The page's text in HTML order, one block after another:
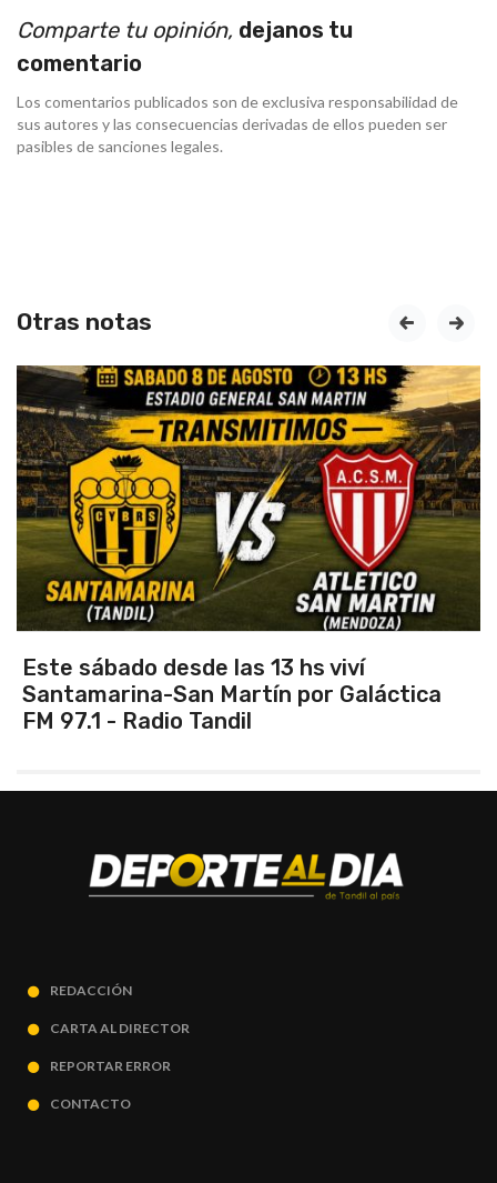
Comparte tu opinión, dejanos tu
comentario
Los comentarios publicados son de exclusiva responsabilidad de
sus autores y las consecuencias derivadas de ellos pueden ser
pasibles de sanciones legales.
Otras notas
desde las 13 hs viví
San Martín por Galáctica
- Radio Tandil
prev next
REDACCIÓN
CARTA AL DIRECTOR
REPORTAR ERROR
CONTACTO